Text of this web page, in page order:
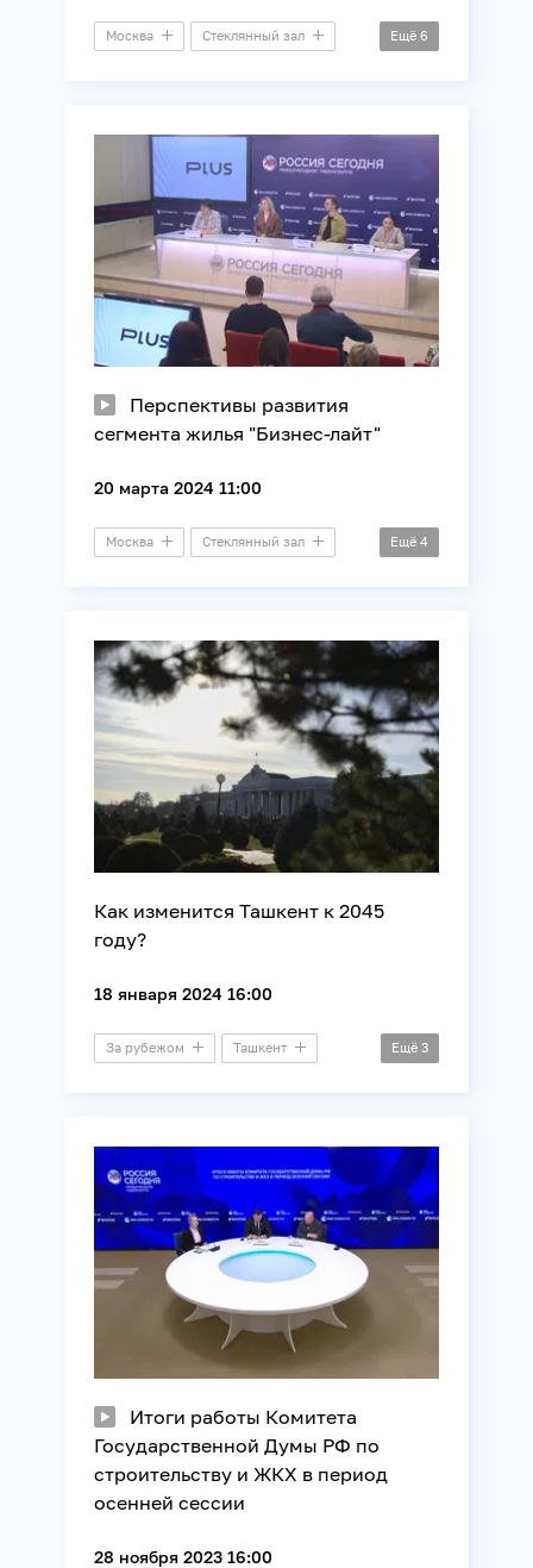
Москва Стеклянный зал
Регионы России
Строительство
Ещё 6
Перспективы развития
сегмента жилья "Бизнес-лайт"
20 марта 2024 11:00
Москва Стеклянный зал
Строительство
Ещё 4
Как изменится Ташкент к 2045
году?
18 января 2024 16:00
За рубежом Ташкент Ещё 3
Итоги работы Комитета
Государственной Думы РФ по
строительству и ЖКХ в период
осенней сессии
28 ноября 2023 16:00